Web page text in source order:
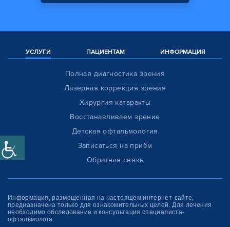
УСЛУГИ ПАЦИЕНТАМ ИНФОРМАЦИЯ
Полная диагностика зрения
Лазерная коррекция зрения
Хирургия катаракты
Восстанавливаем зрение
Детская офтальмология
Записаться на приём
Обратная связь
Информация, размещенная на настоящем интернет-сайте,
предназначена только для ознакомитель­ных целей. Для лечения
необходимо обследование и консультация специалиста-
офтальмолога.